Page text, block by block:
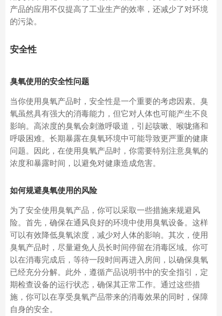
产品的应用不仅提高了工业生产的效率，还减少了对环境
的污染。
安全性
臭氧使用的安全性问题
当你使用臭氧产品时，安全性是一个重要的考虑因素。臭
氧虽然具有强大的消毒能力，但它对人体也可能产生不良
影响。高浓度的臭氧会刺激呼吸道，引起咳嗽、喉咙痛和
呼吸困难。长期暴露在臭氧环境中可能导致更严重的健康
问题。因此，在使用臭氧产品时，你需要特别注意臭氧的
浓度和暴露时间，以避免对健康造成危害。
如何规避臭氧使用的风险
为了安全使用臭氧产品，你可以采取一些措施来规避风
险。首先，确保在通风良好的环境中使用臭氧设备。这样
可以有效降低臭氧浓度，减少对人体的影响。其次，使用
臭氧产品时，尽量避免人员长时间停留在消毒区域。你可
以在消毒完成后，等待一段时间再进入房间，以确保臭氧
已经充分分解。此外，遵循产品说明书中的安全指引，定
期检查设备的运行状态，确保其正常工作。通过这些措
施，你可以在享受臭氧产品带来的消毒效果的同时，保障
自身的安全。